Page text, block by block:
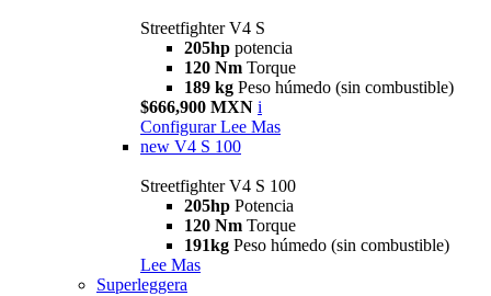
Streetfighter V4 S
205hp potencia
120 Nm Torque
189 kg Peso húmedo (sin combustible)
$666,900 MXN i
Configurar Lee Mas
new V4 S 100
Streetfighter V4 S 100
205hp Potencia
120 Nm Torque
191kg Peso húmedo (sin combustible)
Lee Mas
Superleggera